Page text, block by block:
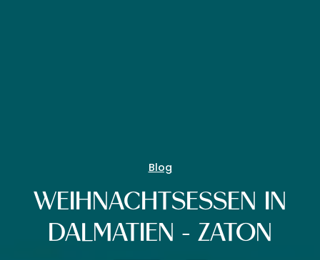
Blog
WEIHNACHTSESSEN IN
DALMATIEN - ZATON